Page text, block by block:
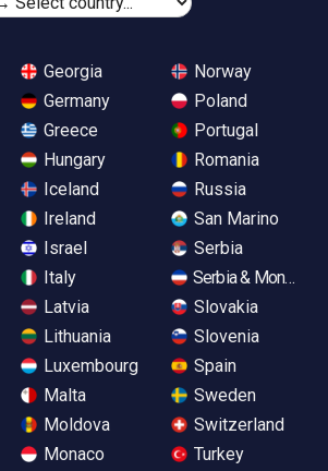
Georgia
Germany
Greece
Hungary
Iceland
Ireland
Israel
Italy
Latvia
Lithuania
Luxembourg
Malta
Moldova
Monaco
Norway
Poland
Portugal
Romania
Russia
San Marino
Serbia
Serbia &
Slovakia
Slovenia
Spain
Sweden
Switzerland
Turkey